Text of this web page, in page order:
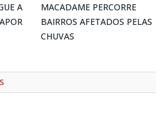
A
MACADAME PERCORRE
BAIRROS AFETADOS PELAS
CHUVAS